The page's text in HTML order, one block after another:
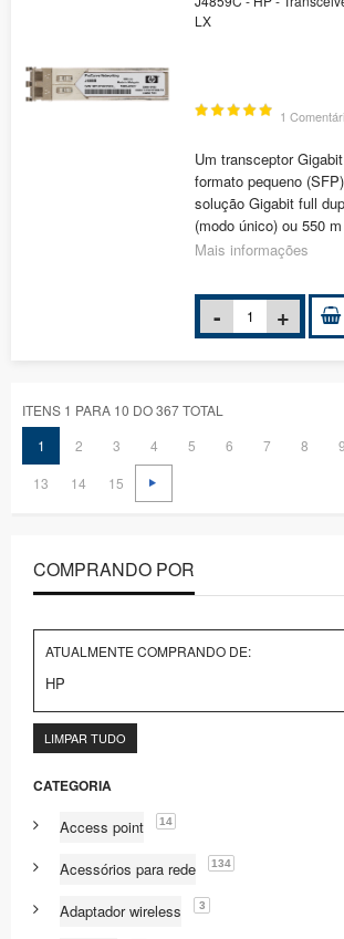
LX
1
Um transceptor
formato pequeno
solução Gigabit full
(modo único) ou 550
Mais informações
ITENS 1 PARA 10 DO 367 TOTAL
1
2 3 4 5 6 7 8 9
13
14 15
COMPRANDO POR
ATUALMENTE COMPRANDO DE:
HP
LIMPAR TUDO
CATEGORIA
Access point 14
Acessórios para rede 134
Adaptador wireless 3